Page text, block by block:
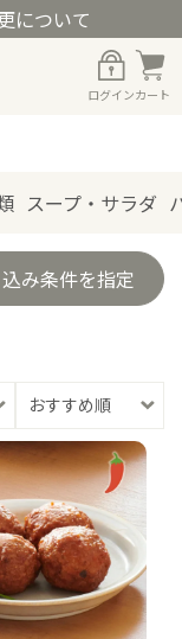
について
ログインカート
スープ・サラダ
み条件を指定